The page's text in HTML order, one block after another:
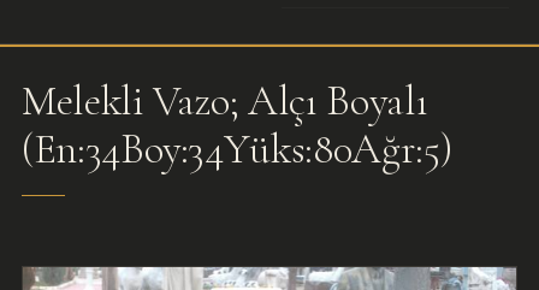
Melekli Vazo; Alçı Boyalı
(En:34Boy:34Yüks:80Ağr:5)